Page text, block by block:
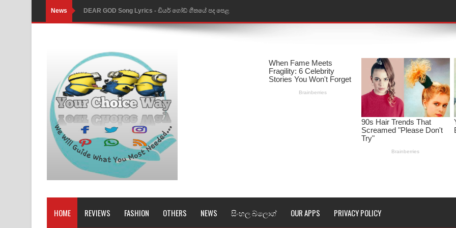
News
DEAR GOD Song Lyrics - ඩියර් ගෝඩ් ගීතයේ පද පෙළ
MANAMALA KATHA Song Lyrics - මනමාල කතා ගීතයේ පද පෙළ
Lassana Amma Song Lyrics - ලස්සන අම්මා ගීතයේ පද පෙළ
Gemak Deela Song Lyrics - ගේමක් දීලා ගීතයේ පද පෙළ
Niwuna Numba Hinda Song Lyrics - නිවුනා නුඹ හින්දා ගීතයේ පද පෙළ
Numba Dun Aadare Song Lyrics - නුඹ දුන් ආදරේ ගීතයේ පද පෙළ
Liyamuda Dan Anagathe Song Lyrics - ලියමුද දැන් අනාගතේ ගීතයේ පද පෙළ
Doni Song Lyrics - දෝණි ගීතයේ පද පෙළ
Sanda Babalena Song Lyrics - සඳ බැබලෙන ගීතයේ පද පෙළ
HOME REVIEWS FASHION OTHERS NEWS සිංහල බ්ලොග් OUR APPS PRIVACY POLICY